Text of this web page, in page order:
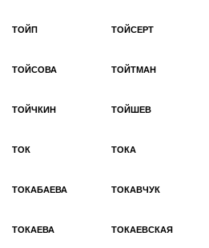
ТОЙП ТОЙСЕРТ
ТОЙСОВА ТОЙТМАН
ТОЙЧКИН ТОЙШЕВ
ТОК ТОКА
ТОКАБАЕВА ТОКАВЧУК
ТОКАЕВА ТОКАЕВСКАЯ